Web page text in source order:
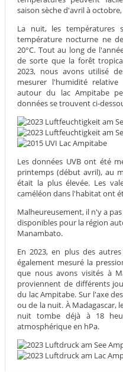
saison sèche d'avril à
La nuit, les températures
température nocturne ne
20°C. Tout au long de
de sorte que la forêt
2023, nous avons utilisé
mesurer l'humidité
autour du lac Ampitabe
données se trouvent ci-
Les données UVB ont été
printemps (début avril), au
était la plus élevée. Les
caméléon dans l'habitat ont
Malheureusement, il n'y a
disponibles pour la région
Manambato.
En 2023, en plus des
également mesuré la
que nous avons visités à
proviennent de différents
du lac Ampitabe. Sur l'axe
ou de la nuit. À Madagascar,
nuit tombe déjà à 18
atmosphérique en hPa.